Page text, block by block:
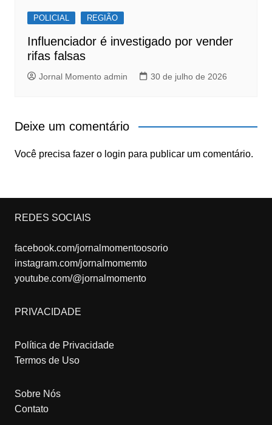
POLICIAL REGIÃO
Influenciador é investigado por vender
rifas falsas
Jornal Momento admin 30 de julho de 2026
Deixe um comentário
Você precisa fazer o login para publicar um comentário.
REDES SOCIAIS
facebook.com/jornalmomentoosorio
instagram.com/jornalmomemto
youtube.com/@jornalmomento
PRIVACIDADE
Política de Privacidade
Termos de Uso
Sobre Nós
Contato